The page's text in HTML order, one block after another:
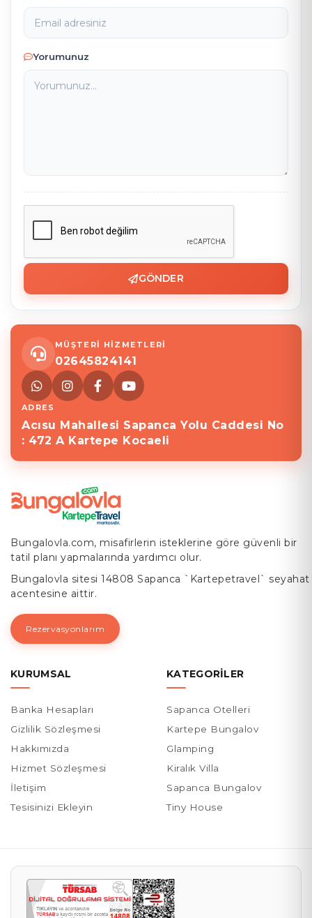
Yorumunuz
GÖNDER
MÜŞTERİ HİZMETLERİ
02645824141
ADRES
Acısu Mahallesi Sapanca Yolu Caddesi No
: 472 A Kartepe Kocaeli
Bungalovla.com, misafirlerin isteklerine göre güvenli bir
tatil planı yapmalarında yardımcı olur.
Bungalovla sitesi 14808 Sapanca `Kartepetravel` seyahat
acentesine aittir.
Rezervasyonlarım
KURUMSAL
Banka Hesapları
Gizlilik Sözleşmesi
Hakkımızda
Hizmet Sözleşmesi
İletişim
Tesisinizi Ekleyin
KATEGORILER
Sapanca Otelleri
Kartepe Bungalov
Glamping
Kiralık Villa
Sapanca Bungalov
Tiny House